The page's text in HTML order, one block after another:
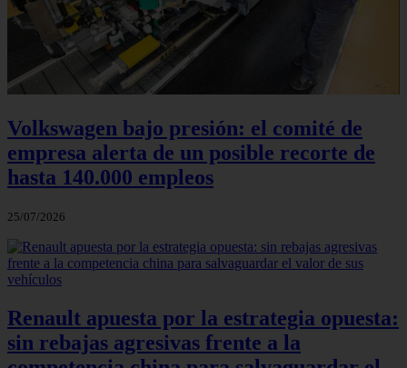
Volkswagen bajo presión: el comité de
empresa alerta de un posible recorte de
hasta 140.000 empleos
25/07/2026
Renault apuesta por la estrategia opuesta:
sin rebajas agresivas frente a la